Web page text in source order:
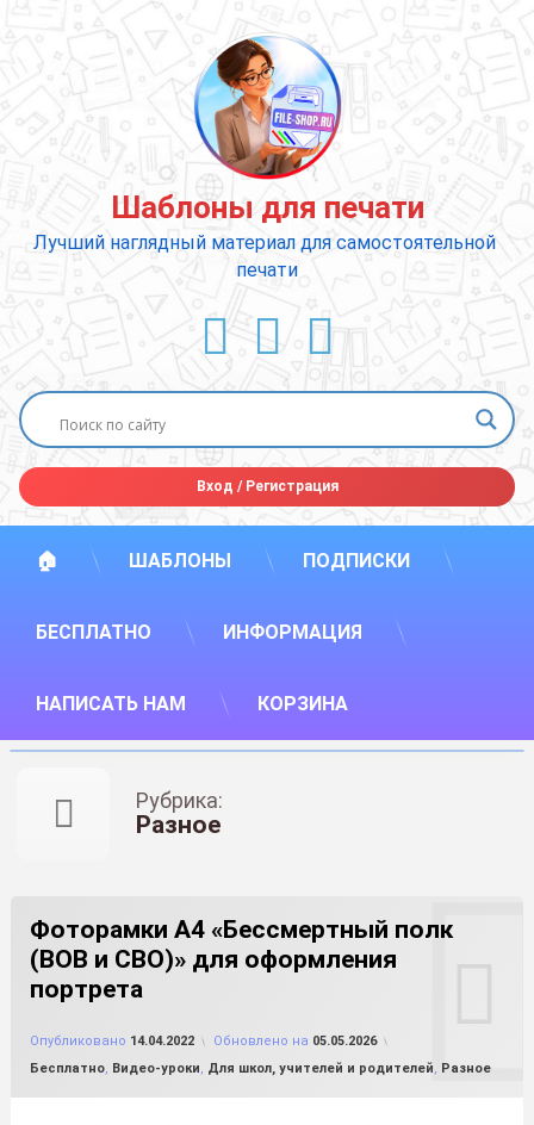
содержимому
Шаблоны для печати
Лучший наглядный материал для самостоятельной
печати
ВКонтакте
YouTube
E-mail
Вход /Регистрация
🏠 ШАБЛОНЫ ПОДПИСКИ
БЕСПЛАТНО ИНФОРМАЦИЯ
НАПИСАТЬ НАМ КОРЗИНА
Рубрика:
Разное
Фоторамки А4 «Бессмертный полк
(ВОВ и СВО)» для оформления
портрета
Опубликовано 14.04.2022 Обновлено на 05.05.2026
Рубрики:
Бесплатно, Видео-уроки, Для школ, учителей и родителей, Разное